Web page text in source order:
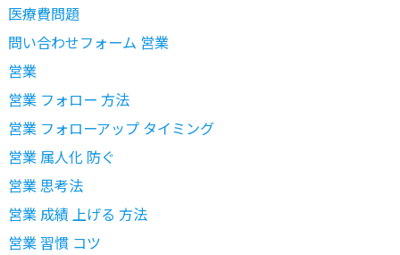
医療費問題
問い合わせフォーム 営業
営業
営業 フォロー 方法
営業 フォローアップ タイミング
営業 属人化 防ぐ
営業 思考法
営業 成績 上げる 方法
営業 習慣 コツ